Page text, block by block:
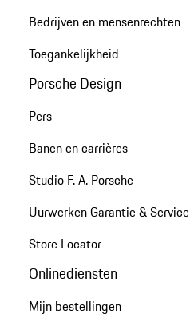
Bedrijven en mensenrechten
Toegankelijkheid
Porsche Design
Pers
Banen en carrières
Studio F. A. Porsche
Uurwerken Garantie & Service
Store Locator
Onlinediensten
Mijn bestellingen